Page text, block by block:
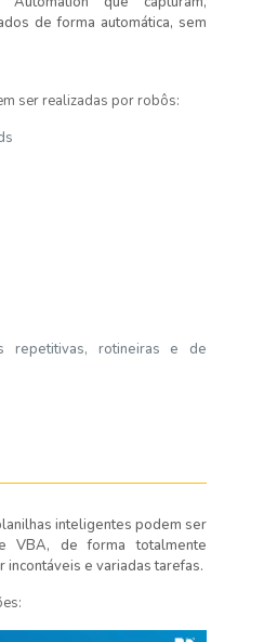
de forma automática, sem
ser realizadas por robôs:
repetitivas, rotineiras e de
inteligentes podem ser
VBA, de forma totalmente
incontáveis e variadas tarefas.